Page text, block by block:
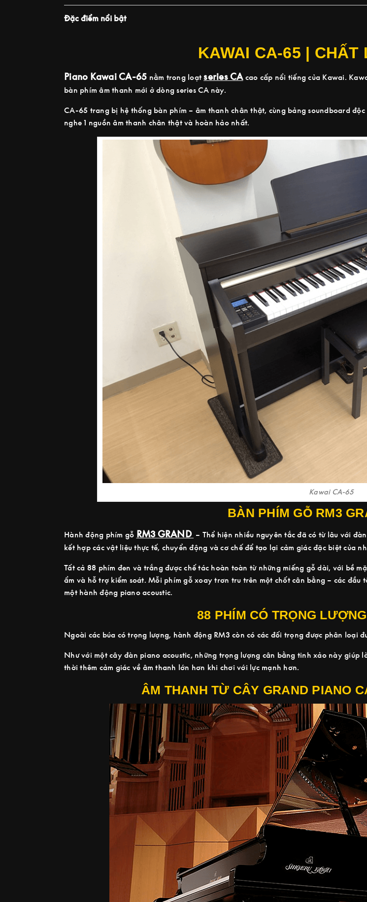
Đặc điểm nổi bật
KAWAI CA-65 | CHẤT
Piano Kawai CA-65 nằm trong loạt series CAcao cấp nổi tiếng của Kawai.
bàn phím âm thanh mới ở dòng series CA này.
CA-65 trang bị hệ thống bàn phím – âm thanh chân thật, cùng bảng soundboard
nghe 1 nguồn âm thanh chân thật và hoàn hảo nhất.
Kawai CA-65
BÀN PHÍM GỖ RM3
Hành động phím gỗ RM3 GRAND – Thể hiện nhiều nguyên tắc đã có từ lâu với
kết hợp các vật liệu thực tế, chuyển động và cơ chế để tạo lại cảm giác đặc biệt của
Tất cả 88 phím đen và trắng được chế tác hoàn toàn từ những miếng gỗ dài, với bề
ẩm và hỗ trợ kiểm soát. Mỗi phím gỗ xoay trơn tru trên một chốt cân bằng – các đầu
một hành động piano acoustic.
88 PHÍM CÓ TRỌNG
Ngoài các búa có trọng lượng, hành động RM3 còn có các đối trọng được phân loại
Như với một cây đàn piano acoustic, những trọng lượng cân bằng tinh xảo này giúp
thời thêm cảm giác về âm thanh lớn hơn khi chơi với lực mạnh hơn.
ÂM THANH TỪ CÂY GRAND PIANO